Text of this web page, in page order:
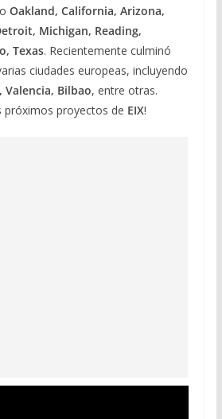
Oakland, California, Arizona,
Michigan, Reading,
Texas. Recientemente culminó
ciudades europeas, incluyendo
Valencia, Bilbao, entre otras.
próximos proyectos de EIX!